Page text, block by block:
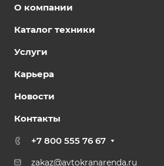
О компании
Каталог техники
Услуги
Карьера
Новости
Контакты
+7 800 555 76 67
zakaz@avtokranarenda.ru